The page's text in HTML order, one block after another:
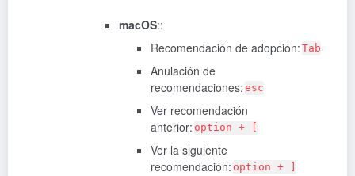
macOS::
Recomendación de adopción: Tab
Anulación de
recomendaciones: esc
Ver recomendación
anterior: option + [
Ver la siguiente
recomendación: option + ]